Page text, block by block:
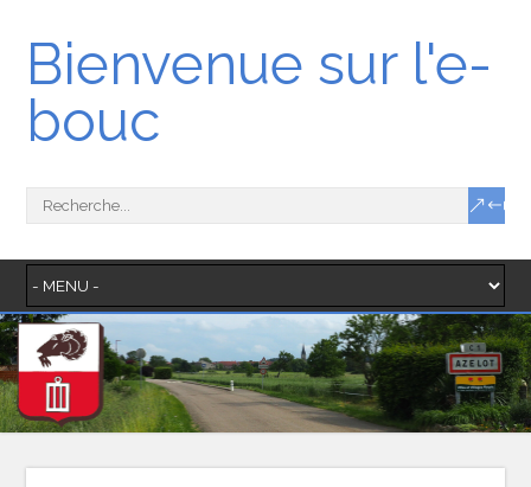
Bienvenue sur l'e-
bouc